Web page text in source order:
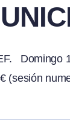
Domingo
(sesión